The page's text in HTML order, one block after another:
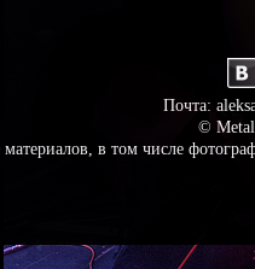
Почта:
©
в том числе